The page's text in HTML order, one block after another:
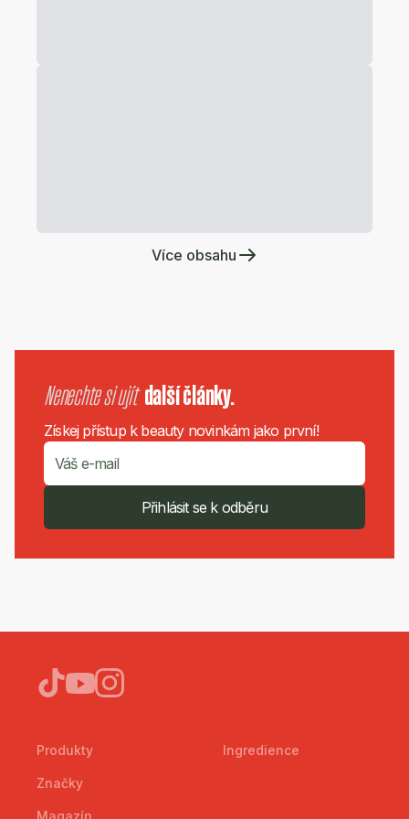
Více obsahu
Nenechte si ujít další články.
Získej přístup k beauty novinkám jako první!
Přihlásit se k odběru
Produkty
Značky
Magazín
Ingredience